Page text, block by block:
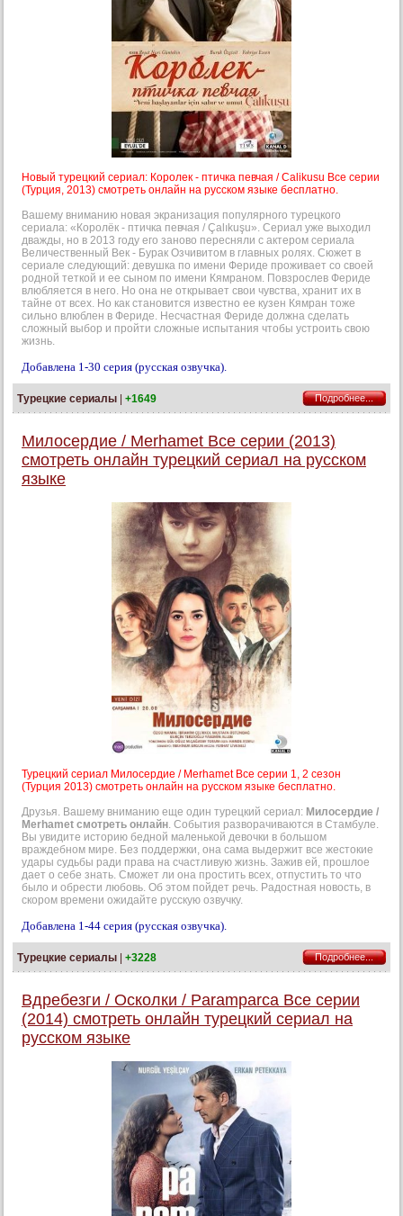
Новый турецкий сериал: Королек - птичка певчая / Calikusu Все серии
(Турция, 2013) смотреть онлайн на русском языке бесплатно.
Вашему вниманию новая экранизация популярного турецкого
сериала: «Королёк - птичка певчая / Çalıkuşu». Сериал уже выходил
дважды, но в 2013 году его заново пересняли с актером сериала
Величественный Век - Бурак Озчивитом в главных ролях. Сюжет в
сериале следующий: девушка по имени Фериде проживает со своей
родной теткой и ее сыном по имени Кямраном. Повзрослев Фериде
влюбляется в него. Но она не открывает свои чувства, хранит их в
тайне от всех. Но как становится известно ее кузен Кямран тоже
сильно влюблен в Фериде. Несчастная Фериде должна сделать
сложный выбор и пройти сложные испытания чтобы устроить свою
жизнь.
Добавлена 1-30 серия (русская озвучка).
Турецкие сериалы | +1649 Подробнее...
Милосердие / Merhamet Все серии (2013)
смотреть онлайн турецкий сериал на русском
языке
Турецкий сериал Милосердие / Merhamet Все серии 1, 2 сезон
(Турция 2013) смотреть онлайн на русском языке бесплатно.
Друзья. Вашему вниманию еще один турецкий сериал: Милосердие /
Merhamet смотреть онлайн. События разворачиваются в Стамбуле.
Вы увидите историю бедной маленькой девочки в большом
враждебном мире. Без поддержки, она сама выдержит все жестокие
удары судьбы ради права на счастливую жизнь. Зажив ей, прошлое
дает о себе знать. Сможет ли она простить всех, отпустить то что
было и обрести любовь. Об этом пойдет речь. Радостная новость, в
скором времени ожидайте русскую озвучку.
Добавлена 1-44 серия (русская озвучка).
Турецкие сериалы +3228 Подробнее...
Вдребезги / Осколки / Paramparca Все серии
(2014) смотреть онлайн турецкий сериал на
русском языке